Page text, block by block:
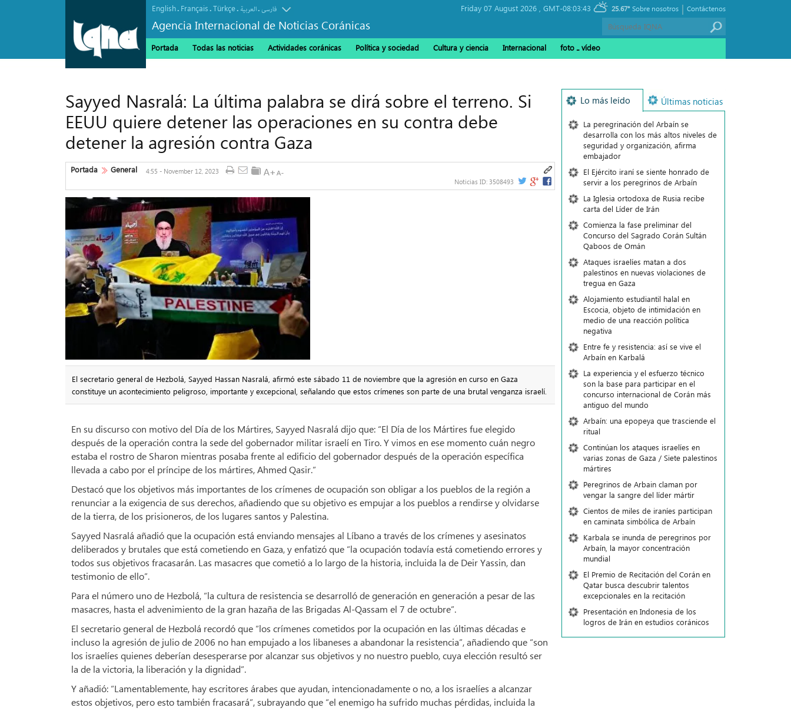
English. Français.Türkçe. العربیة.فارسی
Agencia Internacional de Noticias Coránicas
Friday 07 August 2026 , GMT-08:03:43 25.67° Contáctenos
|
Sobre nosotros
Portada Todas las noticias Actividades coránicas Política y sociedad Cultura y ciencia Internacional foto ـ vídeo
Sayyed Nasralá: La última palabra se dirá sobre el terreno. Si
EEUU quiere detener las operaciones en su contra debe
detener la agresión contra Gaza
Portada General
4:55 - November 12, 2023
Noticias ID: 3508493
El secretario general de Hezbolá, Sayyed Hassan Nasralá, afirmó este sábado 11 de noviembre que la agresión en curso en Gaza
constituye un acontecimiento peligroso, importante y excepcional, señalando que estos crímenes son parte de una brutal venganza israelí.
En su discurso con motivo del Día de los Mártires, Sayyed Nasralá dijo que: “El Día de los Mártires fue elegido
después de la operación contra la sede del gobernador militar israelí en Tiro. Y vimos en ese momento cuán negro
estaba el rostro de Sharon mientras posaba frente al edificio del gobernador después de la operación específica
llevada a cabo por el príncipe de los mártires, Ahmed Qasir.”
Destacó que los objetivos más importantes de los crímenes de ocupación son obligar a los pueblos de la región a
renunciar a la exigencia de sus derechos, añadiendo que su objetivo es empujar a los pueblos a rendirse y olvidarse
de la tierra, de los prisioneros, de los lugares santos y Palestina.
Sayyed Nasralá añadió que la ocupación está enviando mensajes al Líbano a través de los crímenes y asesinatos
deliberados y brutales que está cometiendo en Gaza, y enfatizó que “la ocupación todavía está cometiendo errores y
todos sus objetivos fracasarán. Las masacres que cometió a lo largo de la historia, incluida la de Deir Yassin, dan
testimonio de ello”.
Para el número uno de Hezbolá, “la cultura de resistencia se desarrolló de generación en generación a pesar de las
masacres, hasta el advenimiento de la gran hazaña de las Brigadas Al-Qassam el 7 de octubre”.
El secretario general de Hezbolá recordó que “los crímenes cometidos por la ocupación en las últimas décadas e
incluso la agresión de julio de 2006 no han empujado a los libaneses a abandonar la resistencia”, añadiendo que “son
los israelíes quienes deberían desesperarse por alcanzar sus objetivos y no nuestro pueblo, cuya elección resultó ser
la de la victoria, la liberación y la dignidad”.
Y añadió: “Lamentablemente, hay escritores árabes que ayudan, intencionadamente o no, a los israelíes a alcanzar
estos objetivos, pero esto también fracasará”, subrayando que “el enemigo ha sufrido muchas pérdidas, incluida la
Lo más leído Últimas noticias
La peregrinación del Arbaín se
desarrolla con los más altos niveles de
seguridad y organización, afirma
embajador
El Ejército iraní se siente honrado de
servir a los peregrinos de Arbaín
La Iglesia ortodoxa de Rusia recibe
carta del Líder de Irán
Comienza la fase preliminar del
Concurso del Sagrado Corán Sultán
Qaboos de Omán
Ataques israelíes matan a dos
palestinos en nuevas violaciones de
tregua en Gaza
Alojamiento estudiantil halal en
Escocia, objeto de intimidación en
medio de una reacción política
negativa
Entre fe y resistencia: así se vive el
Arbaín en Karbalá
La experiencia y el esfuerzo técnico
son la base para participar en el
concurso internacional de Corán más
antiguo del mundo
Arbaín: una epopeya que trasciende el
ritual
Continúan los ataques israelíes en
varias zonas de Gaza / Siete palestinos
mártires
Peregrinos de Arbain claman por
vengar la sangre del líder mártir
Cientos de miles de iraníes participan
en caminata simbólica de Arbaín
Karbala se inunda de peregrinos por
Arbaín, la mayor concentración
mundial
El Premio de Recitación del Corán en
Qatar busca descubrir talentos
excepcionales en la recitación
Presentación en Indonesia de los
logros de Irán en estudios coránicos